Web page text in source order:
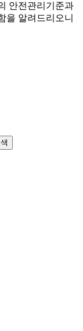
안전관리기준과
을 알려드리오니